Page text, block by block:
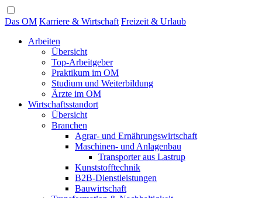
Das OM Karriere & Wirtschaft Freizeit & Urlaub
Arbeiten
Übersicht
Top-Arbeitgeber
Praktikum im OM
Studium und Weiterbildung
Ärzte im OM
Wirtschaftsstandort
Übersicht
Branchen
Agrar- und Ernährungswirtschaft
Maschinen- und Anlagenbau
Transporter aus Lastrup
Kunststofftechnik
B2B-Dienstleistungen
Bauwirtschaft